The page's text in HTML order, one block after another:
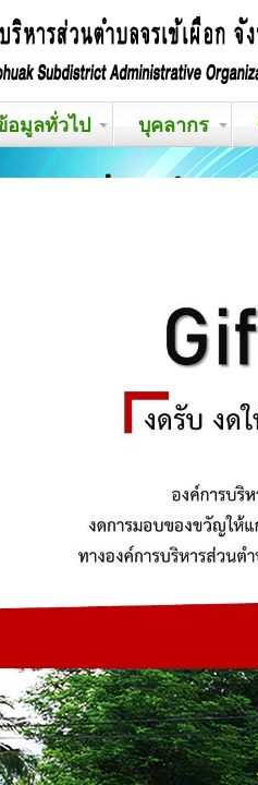
อมูลทั่วไป บุคลากร